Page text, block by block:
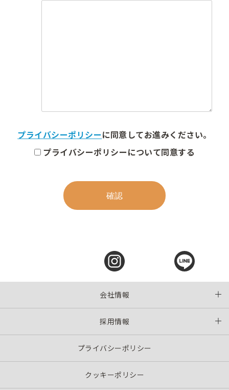
プライバシーポリシーに同意してお進みください。
プライバシーポリシーについて同意する
会社情報
採用情報
プライバシーポリシー
クッキーポリシー